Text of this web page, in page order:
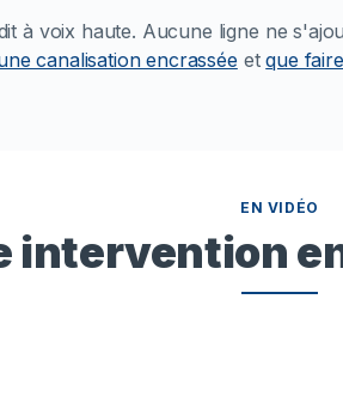
à voix haute. Aucune ligne ne
canalisation encrasséeetque
EN VIDÉO
intervention